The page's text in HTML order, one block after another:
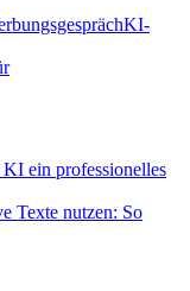
KI-
ein professionelles
Texte nutzen: So